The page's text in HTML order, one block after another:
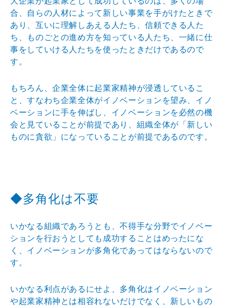
合、自らの人材によって新しい事業を手がけたときで
あり、互いに理解しあえる人たち、信頼できる人た
ち、ものごとの進め方を知っている人たち、一緒に仕
事をしていける人たちを使ったときだけであるので
す。
もちろん、企業全体に起業家精神が浸透しているこ
と、すなわち企業全体がイノベーションを望み、イノ
ベーションに手を伸ばし、イノベーションを必然の機
会と見ていることが前提であり、組織全体が「新しい
ものに貪欲」になっていることが前提であるのです。
◆多角化は不要
いかなる組織であろうとも、不得手な分野でイノベー
ションを行おうとしても成功することはめったにな
く、イノベーションが多角化であってはならないので
す。
いかなる利点があるにせよ、多角化はイノベーション
や起業家精神とは相容れないだけでなく、新しいもの